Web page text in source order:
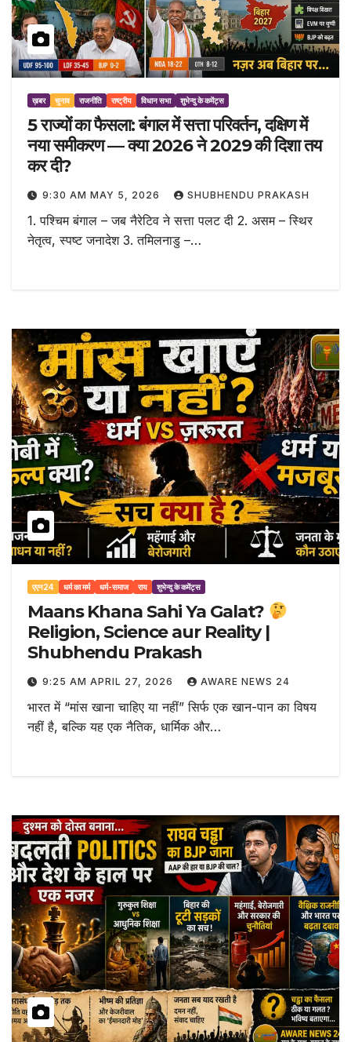
ख़बर चुनाव राजनीति राष्ट्रीय विधान सभा शुभेन्दु के कमेंट्स
5 राज्यों का फैसला: बंगाल में सत्ता परिवर्तन, दक्षिण में
नया समीकरण — क्या 2026 ने 2029 की दिशा तय
कर दी?
9:30 AM MAY 5, 2026 SHUBHENDU PRAKASH
1. पश्चिम बंगाल – जब नैरेटिव ने सत्ता पलट दी 2. असम – स्थिर
नेतृत्व, स्पष्ट जनादेश 3. तमिलनाडु –…
एएन24 धर्म का मर्म धर्म-समाज राय शुभेन्दु के कमेंट्स
Maans Khana Sahi Ya Galat?
Religion, Science aur Reality |
Shubhendu Prakash
9:25 AM APRIL 27, 2026 AWARE NEWS 24
भारत में “मांस खाना चाहिए या नहीं” सिर्फ एक खान-पान का विषय
नहीं है, बल्कि यह एक नैतिक, धार्मिक और…